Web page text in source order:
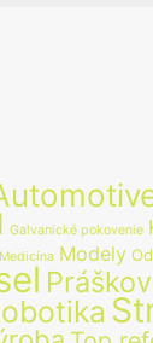
Galvanické pokovenie
Medicína Modely